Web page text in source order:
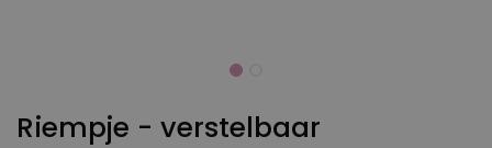
Riempje - verstelbaar